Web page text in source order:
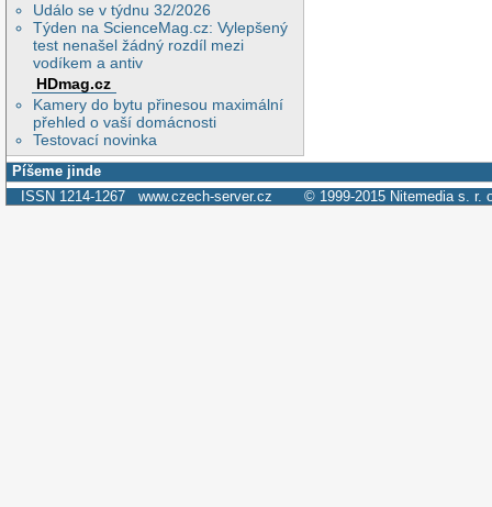
Událo se v týdnu 32/2026
Týden na ScienceMag.cz: Vylepšený
test nenašel žádný rozdíl mezi
vodíkem a antiv
HDmag.cz
Kamery do bytu přinesou maximální
přehled o vaší domácnosti
Testovací novinka
Píšeme jinde
ISSN 1214-1267 www.czech-server.cz © 1999-2015 Nitemedia s. r.